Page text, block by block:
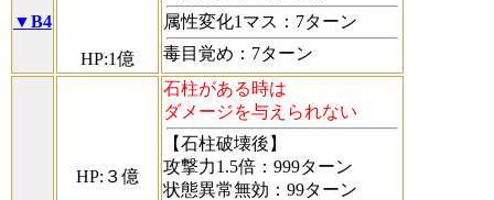
▼B4
HP:1億
属性変化1マス：7ターン
毒目覚め：7ターン
HP:３億
石柱がある時は
ダメージを与えられない
【石柱破壊後】
攻撃力1.5倍：999ターン
状態異常無効：99ターン